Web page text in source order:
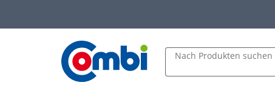
Zur Navigation springen
Zur Suche springen
Nach Produkten suchen